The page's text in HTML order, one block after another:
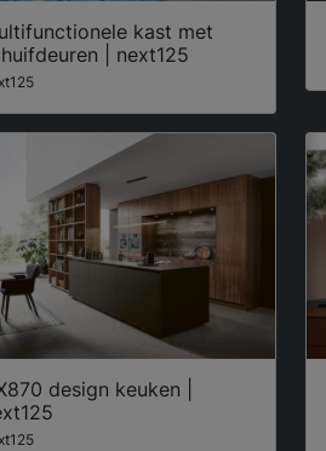
kast met
| next125
design keuken |